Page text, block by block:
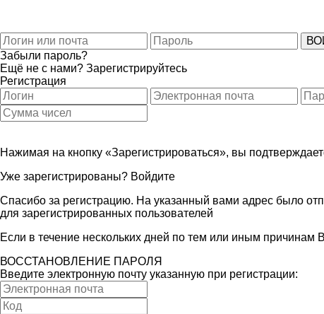
Забыли пароль?
Ещё не с нами? Зарегистрируйтесь
Регистрация
Нажимая на кнопку «Зарегистрироваться», вы
Уже зарегистрированы? Войдите
Спасибо за регистрацию. На указанный вами адрес было
для зарегистрированных пользователей
Если в течение нескольких дней по тем или иным
ВОССТАНОВЛЕНИЕ ПАРОЛЯ
Введите электронную почту указанную при регистрации: